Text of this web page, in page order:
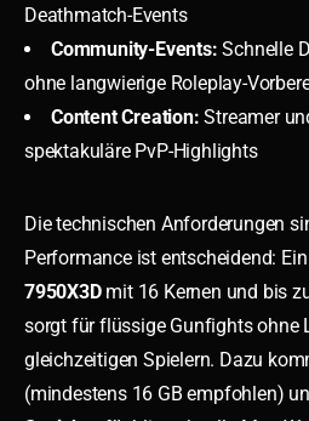
Deathmatch-Events
Community-Events: Schnelle
ohne langwierige Roleplay-
Content Creation: Streamer
spektakuläre PvP-Highlights
Die technischen Anforderungen
Performance ist entscheidend:
7950X3Dmit 16 Kernen und bis
sorgt für flüssige Gunfights ohne
gleichzeitigen Spielern. Dazu
(mindestens 16 GB empfohlen)